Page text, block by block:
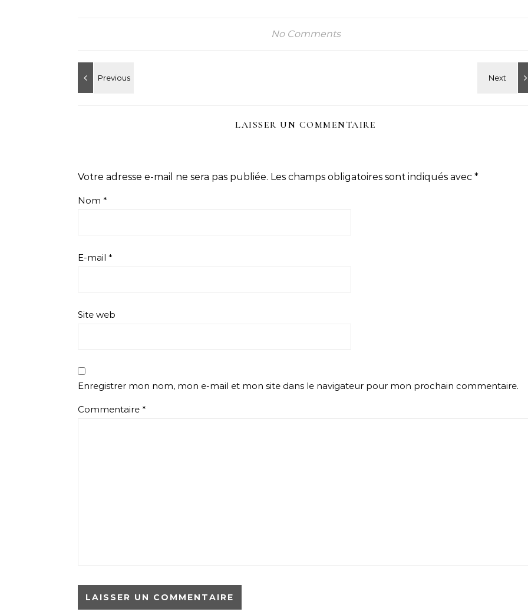
No Comments
LAISSER UN COMMENTAIRE
Votre adresse e-mail ne sera pas publiée. Les champs obligatoires sont indiqués avec *
Nom *
E-mail *
Site web
Enregistrer mon nom, mon e-mail et mon site dans le navigateur pour mon prochain commentaire.
Commentaire *